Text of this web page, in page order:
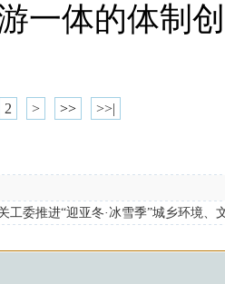
一体的体制
2 > >> >>|
工委推进“迎亚冬·冰雪季”城乡环境、